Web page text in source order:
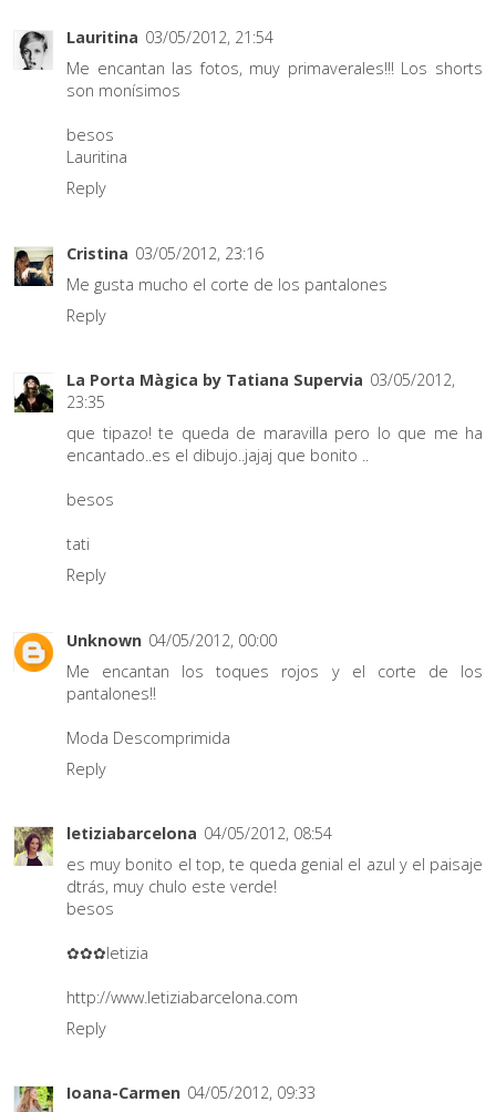
Lauritina 03/05/2012, 21:54
Me encantan las fotos, muy primaverales!!! Los shorts
son monísimos
besos
Lauritina
Reply
Cristina 03/05/2012, 23:16
Me gusta mucho el corte de los pantalones
Reply
La Porta Màgica by Tatiana Supervia 03/05/2012,
23:35
que tipazo! te queda de maravilla pero lo que me ha
encantado..es el dibujo..jajaj que bonito ..
besos
tati
Reply
Unknown 04/05/2012, 00:00
Me encantan los toques rojos y el corte de los
pantalones!!
Moda Descomprimida
Reply
letiziabarcelona 04/05/2012, 08:54
es muy bonito el top, te queda genial el azul y el paisaje
dtrás, muy chulo este verde!
besos
✿✿✿letizia
http://www.letiziabarcelona.com
Reply
Ioana-Carmen 04/05/2012, 09:33